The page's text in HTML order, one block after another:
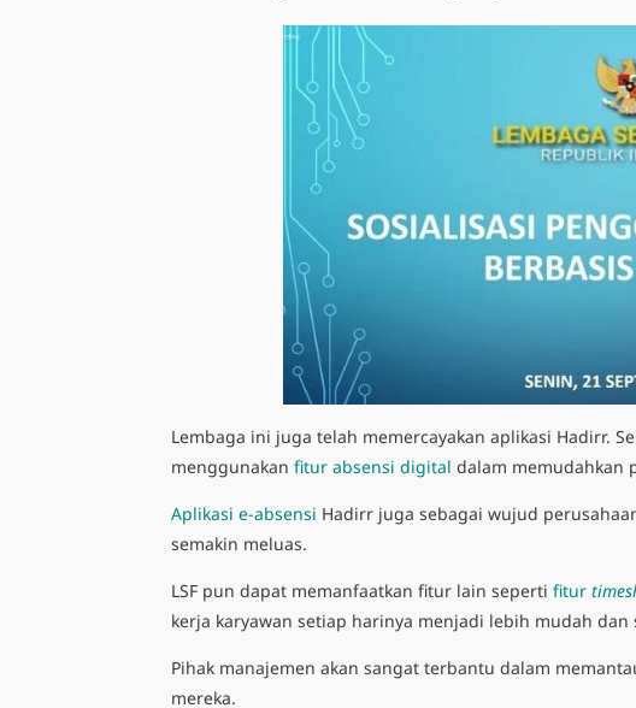
Lembaga ini juga telah memercayakan aplikasi Hadirr.
menggunakan fitur absensi digital dalam memudahkan
Aplikasi e-absensi Hadirr juga sebagai wujud
semakin meluas.
LSF pun dapat memanfaatkan fitur lain seperti fitur
kerja karyawan setiap harinya menjadi lebih mudah dan
Pihak manajemen akan sangat terbantu dalam
mereka.